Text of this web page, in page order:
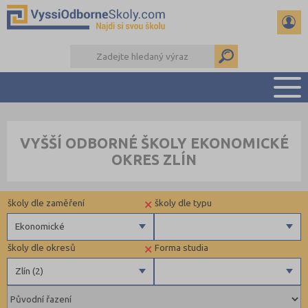
PŘÍPRAVA NA PŘIJÍMAČKY
KALENDÁŘ AKCÍ
DALŠÍ DRUHY ŠKOL
VYŠŠÍ ODBORNÉ ŠKOLY EKONOMICKÉ
OKRES ZLÍN
Forma studia
×
Zlín (2)
školy dle okresů
Blansko (1)
školy dle typu
Soukromé
×
Ekonomické
školy dle zaměření
Zdravotnické
Ekonomické
Pedagogické